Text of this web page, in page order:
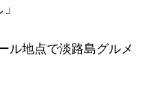
ル地点で淡路島グルメ